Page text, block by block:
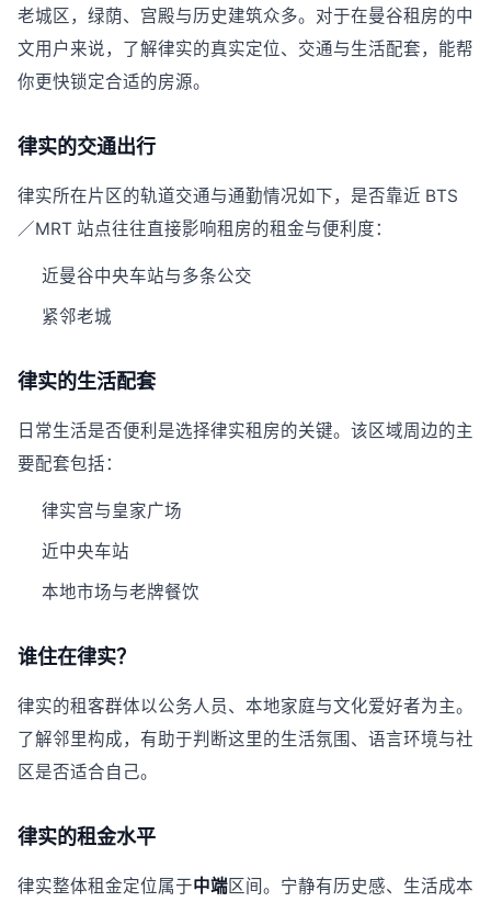
老城区，绿荫、宫殿与历史建筑众多。对于在曼谷租房的中
文用户来说，了解律实的真实定位、交通与生活配套，能帮
你更快锁定合适的房源。
律实的交通出行
律实所在片区的轨道交通与通勤情况如下，是否靠近 BTS
／MRT 站点往往直接影响租房的租金与便利度：
近曼谷中央车站与多条公交
紧邻老城
律实的生活配套
日常生活是否便利是选择律实租房的关键。该区域周边的主
要配套包括：
律实宫与皇家广场
近中央车站
本地市场与老牌餐饮
谁住在律实？
律实的租客群体以公务人员、本地家庭与文化爱好者为主。
了解邻里构成，有助于判断这里的生活氛围、语言环境与社
区是否适合自己。
律实的租金水平
律实整体租金定位属于中端区间。宁静有历史感、生活成本